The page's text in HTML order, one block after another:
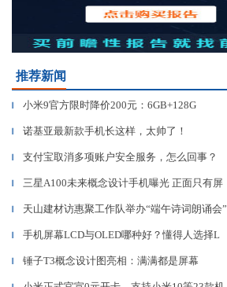
推荐新闻
▎ 小米9官方限时降价200元：6GB+128G
▎ 诺基亚最新款手机长这样，太帅了！
▎ 支付宝取消多项账户安全服务，怎么回事？
▎ 三星A100未来概念设计手机曝光 正面只有屏
▎ 天山建材访惠聚工作队举办“端午诗词朗诵会”
▎ 手机屏幕LCD与OLED哪种好？懂得人选择L
▎ 锤子T3概念设计图亮相：满满都是屏幕